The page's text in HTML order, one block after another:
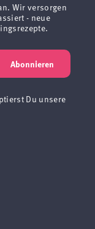
Wir versorgen
- neue
Abonnieren
Du unsere